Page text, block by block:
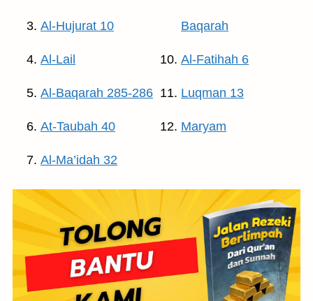
Al-Hujurat 10
Al-Lail
Al-Baqarah 285-286
At-Taubah 40
Al-Ma’idah 32
Baqarah
Al-Fatihah 6
Luqman 13
Maryam